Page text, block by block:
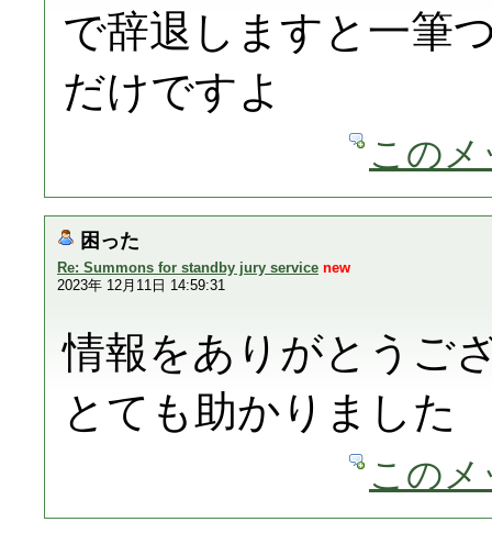
で辞退しますと一筆
だけですよ
この
困った
Re: Summons for standby jury service new
2023年 12月11日 14:59:31
情報をありがとうご
とても助かりました
この